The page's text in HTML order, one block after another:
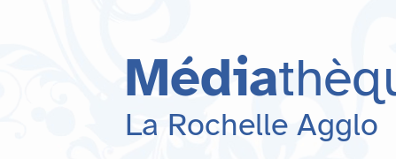
recherche
Média
La Rochelle Agglo